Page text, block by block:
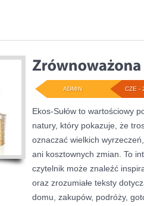
CZE -
ADMIN
Ekos-Sułów to wartościowy
natury, który pokazuje, że
oznaczać wielkich
ani kosztownych zmian. To
czytelnik może znaleźć
oraz zrozumiałe teksty
domu, zakupów, podróży,